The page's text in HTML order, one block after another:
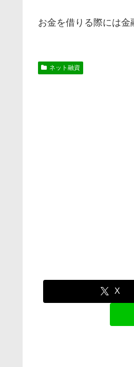
お金を借りる際には金
ネット融資
X